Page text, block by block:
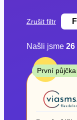
Zrušit filtr
Cena
První půjčka
Našli jsme 26
TOP
První